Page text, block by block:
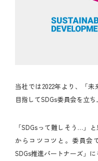
当社では2022年より、「
目指してSDGs委員会を立
「SDGsって難しそう…」
からコツコツと。委員会
SDGs推進パートナーズ」に